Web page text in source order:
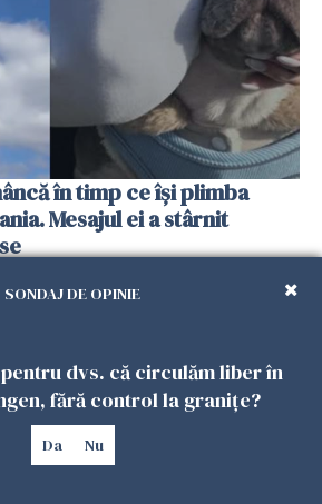
în timp ce își plimba
Mesajul ei a stârnit
SONDAJ DE OPINIE
dvs. că circulăm liber în
fără control la granițe?
Da Nu